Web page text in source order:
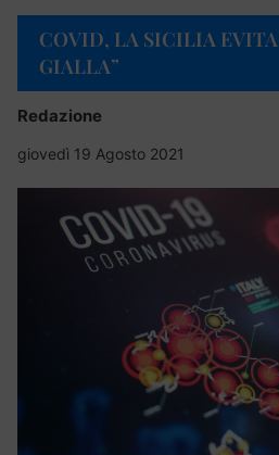
COVID, LA SICILIA
GIALLA”
Redazione
giovedì 19 Agosto 2021